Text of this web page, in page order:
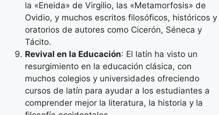
la «Eneida» de Virgilio, las «Metamorfosis» de
Ovidio, y muchos escritos filosóficos, históricos y
oratorios de autores como Cicerón, Séneca y
Tácito.
Revival en la Educación: El latín ha visto un
resurgimiento en la educación clásica, con
muchos colegios y universidades ofreciendo
cursos de latín para ayudar a los estudiantes a
comprender mejor la literatura, la historia y la